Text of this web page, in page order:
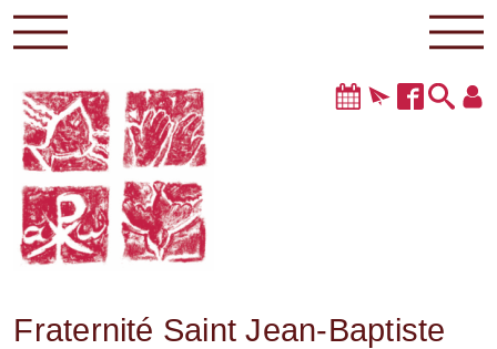
Fraternité Saint Jean-Baptiste